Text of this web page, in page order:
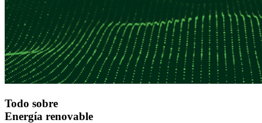
Todo sobre
Energía renovable